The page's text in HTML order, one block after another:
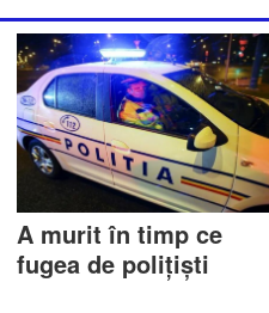
A murit în timp ce
fugea de polițiști